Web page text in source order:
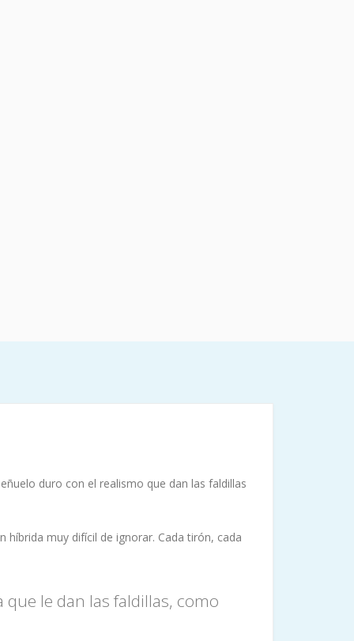
duro con el realismo que dan las faldillas
muy difícil de ignorar. Cada tirón, cada
le dan las faldillas, como